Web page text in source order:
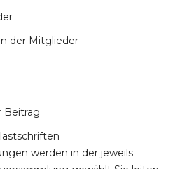
der Mitglieder
Beitrag
werden in der jeweils